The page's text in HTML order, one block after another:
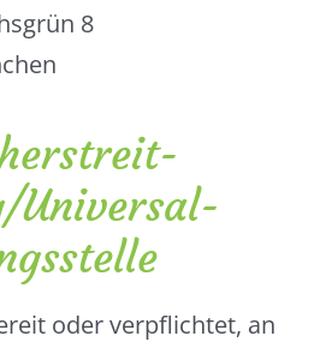
8
Universal­
oder verpflichtet, an